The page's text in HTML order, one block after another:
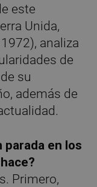
este
Unida,
analiza
de
su
además de
parada en los
Primero,